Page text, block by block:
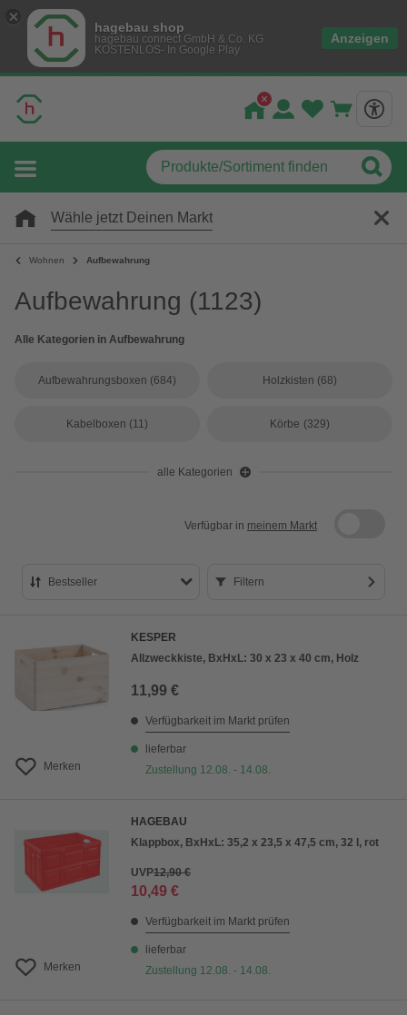
hagebau shop
hagebau connect GmbH & Co. KG
KOSTENLOS- In Google Play
Anzeigen
Wähle jetzt Deinen Markt
Wohnen Aufbewahrung
Aufbewahrung (1123)
Alle Kategorien in Aufbewahrung
Aufbewahrungsboxen (684) Holzkisten (68)
Kabelboxen (11) Körbe (329)
alle Kategorien
Verfügbar in meinem Markt
Bestseller
Preis aufsteigend
Preis absteigend
Filtern
Merken
KESPER
Allzweckkiste, BxHxL: 30 x 23 x 40 cm, Holz
11,99 €
Verfügbarkeit im Markt prüfen
lieferbar
Zustellung 12.08. - 14.08.
Merken
HAGEBAU
Klappbox, BxHxL: 35,2 x 23,5 x 47,5 cm, 32 l, rot
UVP12,90 €
10,49 €
Verfügbarkeit im Markt prüfen
lieferbar
Zustellung 12.08. - 14.08.